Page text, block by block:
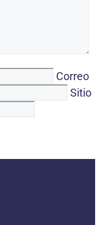
Correo
Sitio